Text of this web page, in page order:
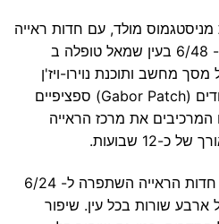
הסובלת מניסטגמוס מולד, עם חדות ראייה
מתוקנת של 6/60 בעין ימין ו- 6/48 בעין שמאל טופלה ב
מסך מחשב ותוכנת נוירו-ויז'ן
המציגה גירויים חזותיים מיוחדים (Gabor Patch) ספציפיים
את מרכז הראייה
12 שבועות.
לאחר 41 תרגולים, חדות הראייה השתפרה ל- 6/24
של ארבע שורות בכל עין. שיפור